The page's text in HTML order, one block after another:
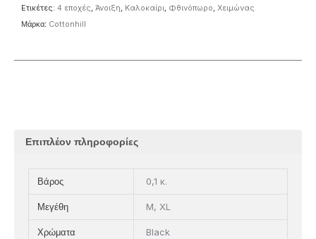
Ετικέτες: 4 εποχές, Άνοιξη, Καλοκαίρι, Φθινόπωρο, Χειμώνας
Μάρκα: Cottonhill
Επιπλέον πληροφορίες
Βάρος 0,1 κ.
Μεγέθη M, XL
Χρώματα Black